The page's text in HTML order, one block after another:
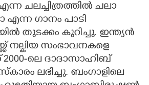
ചലച്ചിത്രത്തിൽ ചലാ
ഗാനം പാടി
തുടക്കം കുറിച്ചു. ഇന്ത്യൻ
നല്കിയ സംഭാവനകളെ
2000-ലെ ദാദാസാഹിബ്
ലഭിച്ചു. ബംഗാളിലെ